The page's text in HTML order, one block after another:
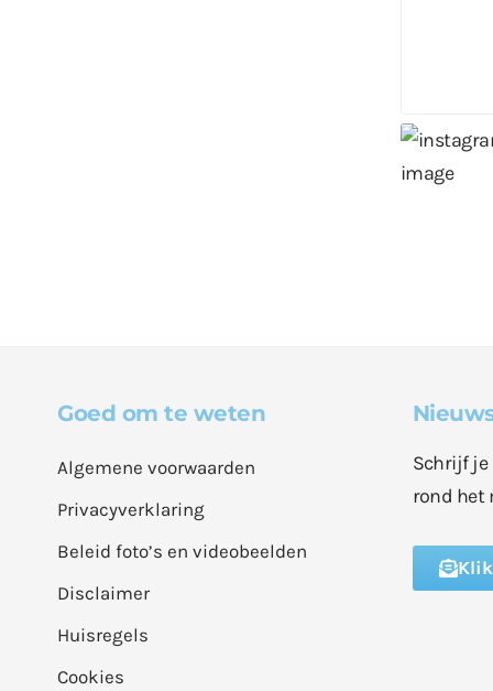
Goed om te weten
Algemene voorwaarden
Privacyverklaring
Beleid foto’s en videobeelden
Disclaimer
Huisregels
Cookies
Schrijf je
rond het